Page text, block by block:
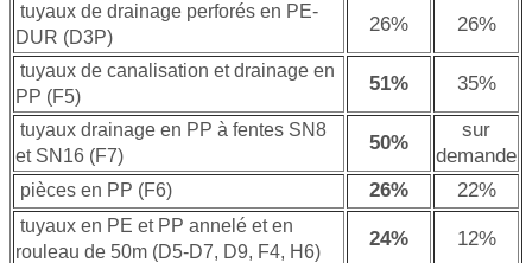
tuyaux de drainage perforés en PE-
DUR (D3P)
26% 26%
tuyaux de canalisation et drainage en
PP (F5)
51% 35%
tuyaux drainage en PP à fentes SN8
et SN16 (F7)
50%
sur
demande
pièces en PP (F6) 26% 22%
tuyaux en PE et PP annelé et en
rouleau de 50m (D5-D7, D9, F4, H6)
24% 12%